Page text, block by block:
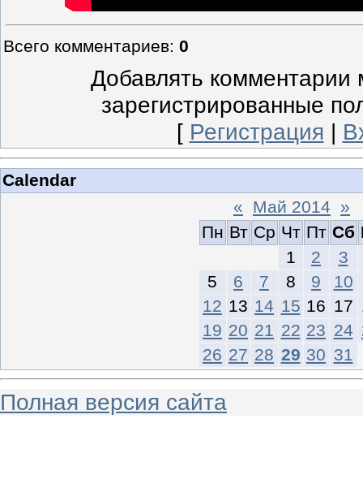
Всего комментариев: 0
Добавлять комментарии
зарегистрированные
[ Регистрация |
Calendar
« Май 2014 »
Пн Вт Ср Чт Пт Сб
1
2
3
5
6 7 8 9 10
12 13 14 15 16 17
19 20 21 22 23 24
26 27 28 29 30 31
Полная версия сайта